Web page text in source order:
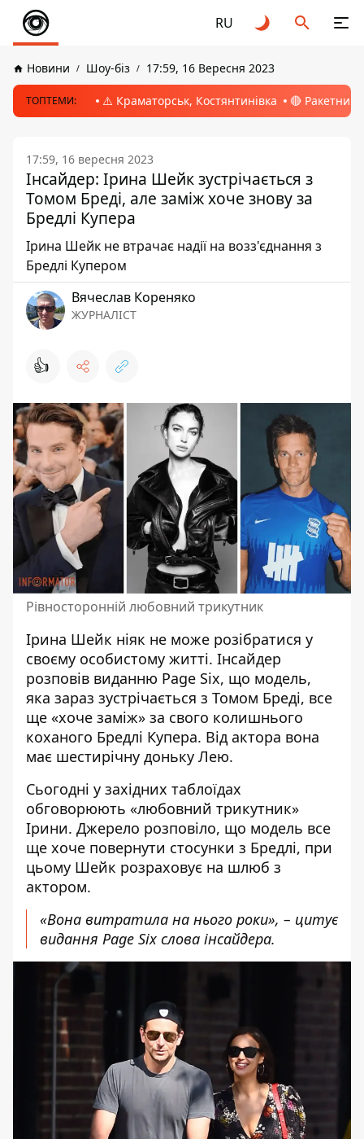
RU
Новини Шоу-біз 17:59, 16 Вересня 2023
ТОПТЕМИ: ⚠️ Краматорськ, Костянтинівка 🔴 Ракетний
17:59, 16 вересня 2023
Інсайдер: Ірина Шейк зустрічається з
Томом Бреді, але заміж хоче знову за
Бредлі Купера
Ірина Шейк не втрачає надії на возз'єднання з
Бредлі Купером
Вячеслав Кореняко
ЖУРНАЛІСТ
👍
Рівносторонній любовний трикутник
Ірина Шейк ніяк не може розібратися у
своєму особистому житті. Інсайдер
розповів виданню Page Six, що модель,
яка зараз зустрічається з Томом Бреді, все
ще «хоче заміж» за свого колишнього
коханого Бредлі Купера. Від актора вона
має шестирічну доньку Лею.
Сьогодні у західних таблоїдах
обговорюють «любовний трикутник»
Ірини. Джерело розповіло, що модель все
ще хоче повернути стосунки з Бредлі, при
цьому Шейк розраховує на шлюб з
актором.
«Вона витратила на нього роки», – цитує
видання Page Six слова інсайдера.